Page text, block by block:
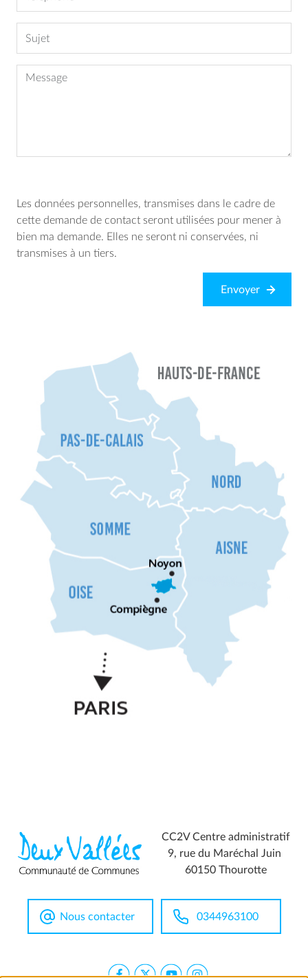
Message
Les données personnelles, transmises dans le cadre de
cette demande de contact seront utilisées pour mener à
bien ma demande. Elles ne seront ni conservées, ni
transmises à un tiers.
CC2V Centre administratif
9, rue du Maréchal Juin
60150 Thourotte
Nous contacter 0344963100